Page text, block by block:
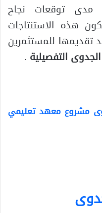
مدى توقعات نجاح
هذه الاستنتاجات
تقديمها للمستثمرين
التفصيلية .
مشروع معهد تعليمي